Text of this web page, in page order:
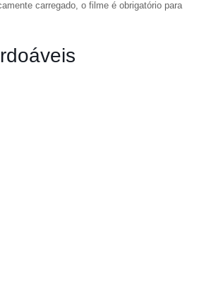
carregado, o filme é obrigatório para